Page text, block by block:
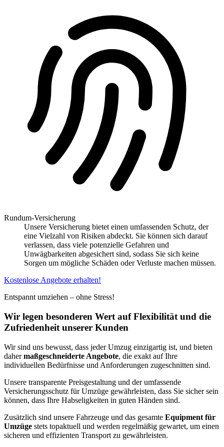
Rundum-Versicherung
Unsere Versicherung bietet einen umfassenden Schutz, der
eine Vielzahl von Risiken abdeckt. Sie können sich darauf
verlassen, dass viele potenzielle Gefahren und
Unwägbarkeiten abgesichert sind, sodass Sie sich keine
Sorgen um mögliche Schäden oder Verluste machen müssen.
Kostenlose Angebote erhalten!
Entspannt umziehen – ohne Stress!
Wir legen besonderen Wert auf Flexibilität und die
Zufriedenheit unserer Kunden
Wir sind uns bewusst, dass jeder Umzug einzigartig ist, und bieten
dahermaßgeschneiderte Angebote, die exakt auf Ihre
individuellen Bedürfnisse und Anforderungen zugeschnitten sind.
Unsere transparente Preisgestaltung und der umfassende
Versicherungsschutz für Umzüge gewährleisten, dass Sie sicher sein
können, dass Ihre Habseligkeiten in guten Händen sind.
Zusätzlich sind unsere Fahrzeuge und das gesamte Equipment für
Umzüge stets topaktuell und werden regelmäßig gewartet, um einen
sicheren und effizienten Transport zu gewährleisten.